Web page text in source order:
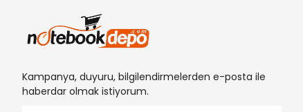
Kampanya, duyuru, bilgilendirmelerden e-posta ile
haberdar olmak istiyorum.